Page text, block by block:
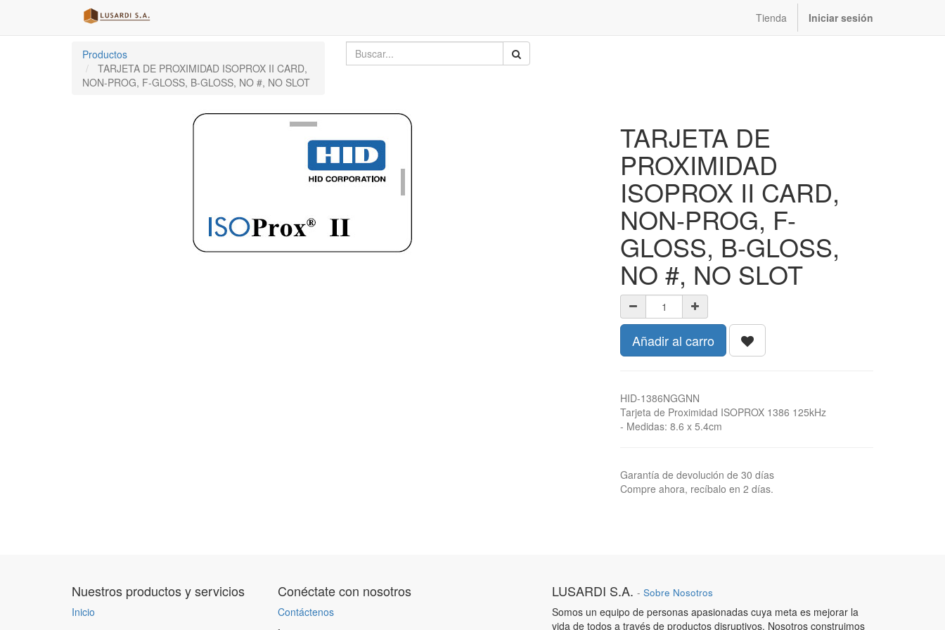
Tienda Iniciar sesión
Productos
TARJETA DE PROXIMIDAD ISOPROX II CARD,
NON-PROG, F-GLOSS, B-GLOSS, NO #, NO SLOT
TARJETA DE
PROXIMIDAD
ISOPROX II CARD,
NON-PROG, F-
GLOSS, B-GLOSS,
NO #, NO SLOT
Añadir al carro
HID-1386NGGNN
Tarjeta de Proximidad ISOPROX 1386 125kHz
- Medidas: 8.6 x 5.4cm
Garantía de devolución de 30 días
Compre ahora, recíbalo en 2 días.
Nuestros productos y servicios
Inicio
Conéctate con nosotros
Contáctenos
LUSARDI S.A. - Sobre Nosotros
Somos un equipo de personas apasionadas cuya meta es mejorar la
vida de todos a través de productos disruptivos. Nosotros construimos